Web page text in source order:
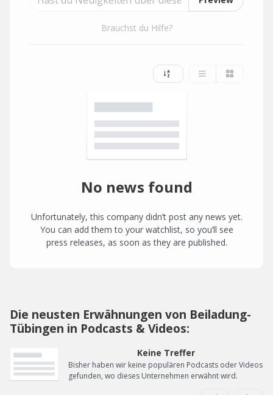
Brauchst du Hilfe?
No news found
Unfortunately, this company didn’t post any news yet.
You can add them to your watchlist, so you’ll see
press releases, as soon as they are published.
Die neusten Erwähnungen von Beiladung-
Tübingen in Podcasts & Videos:
Keine Treffer
Bisher haben wir keine populären Podcasts oder Videos
gefunden, wo dieses Unternehmen erwähnt wird.